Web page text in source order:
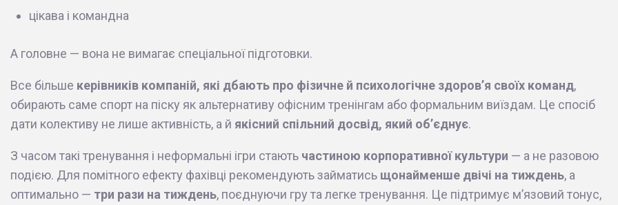
цікава і командна
А головне — вона не вимагає спеціальної підготовки.
Все більше керівників компаній, які дбають про фізичне й психологічне здоров’я своїх команд,
обирають саме спорт на піску як альтернативу офісним тренінгам або формальним виїздам. Це спосіб
дати колективу не лише активність, а й якісний спільний досвід, який об’єднує.
З часом такі тренування і неформальні ігри стають частиною корпоративної культури — а не разовою
подією. Для помітного ефекту фахівці рекомендують займатись щонайменше двічі на тиждень, а
оптимально — три рази на тиждень, поєднуючи гру та легке тренування. Це підтримує м’язовий тонус,